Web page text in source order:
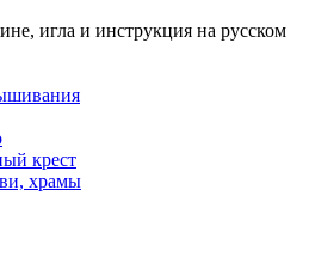
игла и инструкция на русском
крест
храмы